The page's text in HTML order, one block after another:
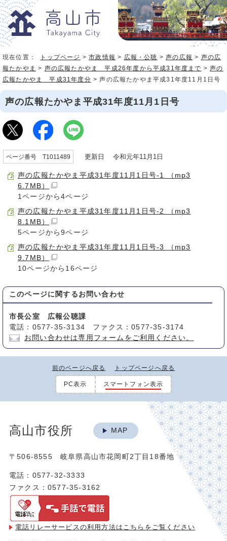
現在位置： トップページ >市政情報 > 広報・公聴 >声の広報 > 声の広
報たかやま > 声の広報たかやま 平成26年度から平成31年度まで >声の
広報たかやま 平成31年度分 > 声の広報たかやま平成31年度11月1日号
声の広報たかやま平成31年度11月1日号
ページ番号 T1011489 更新日 令和元年11月1日
声の広報たかやま平成31年度11月1日号-1 （mp3
6.7MB）
1ページから4ページ
声の広報たかやま平成31年度11月1日号-2 （mp3
8.1MB）
5ページから9ページ
声の広報たかやま平成31年度11月1日号-3 （mp3
9.7MB）
10ページから16ページ
このページに関する お問い合わせ
市長公室 広報公聴課
電話：0577-35-3134 ファクス：0577-35-3174
お問い合わせは専用フォームをご利用ください。
前のページへ戻る トップページへ戻る
PC表示 スマートフォン表示
高山市役所 MAP
〒506-8555 岐阜県高山市花岡町2丁目18番地
電話：0577-32-3333
ファクス：0577-35-3162
電話リレーサービスの利用方法は こちらをご覧ください